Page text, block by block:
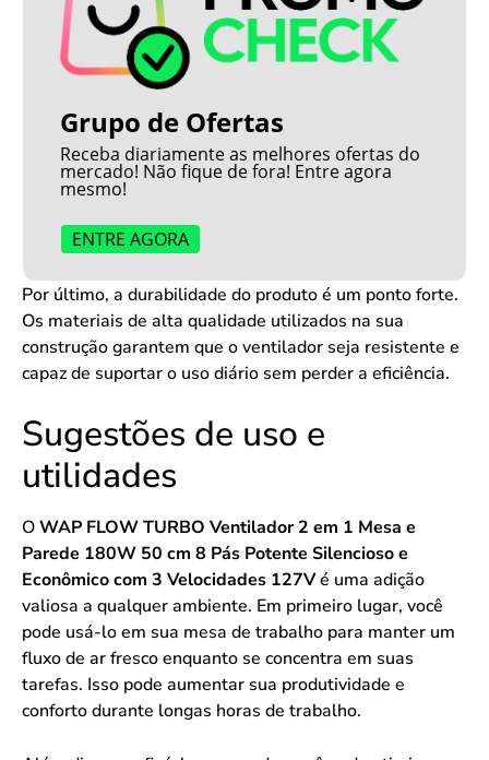
Grupo de Ofertas
Receba diariamente as melhores ofertas do
mercado! Não fique de fora! Entre agora
mesmo!
ENTRE AGORA
Por último, a durabilidade do produto é um ponto forte.
Os materiais de alta qualidade utilizados na sua
construção garantem que o ventilador seja resistente e
capaz de suportar o uso diário sem perder a eficiência.
Sugestões de uso e
utilidades
OWAP FLOW TURBO Ventilador 2 em 1 Mesa e
Parede 180W 50 cm 8 Pás Potente Silencioso e
Econômico com 3 Velocidades 127Vé uma adição
valiosa a qualquer ambiente. Em primeiro lugar, você
pode usá-lo em sua mesa de trabalho para manter um
fluxo de ar fresco enquanto se concentra em suas
tarefas. Isso pode aumentar sua produtividade e
conforto durante longas horas de trabalho.